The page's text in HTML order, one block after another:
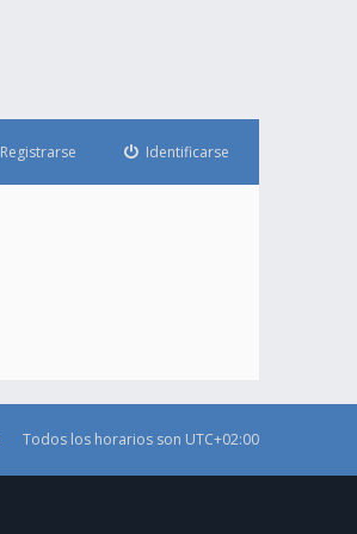
Identificarse
Registrarse
Todos los horarios son UTC+02:00